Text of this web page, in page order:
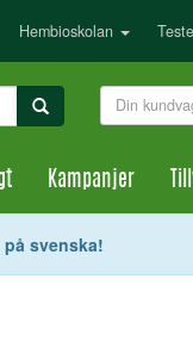
Hembioskolan
Din
Kampanjer
svenska!